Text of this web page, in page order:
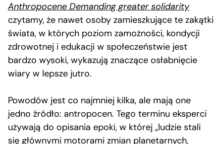
Anthropocene Demanding greater solidarity
czytamy, że nawet osoby zamieszkujące te zakątki
świata, w których poziom zamożności, kondycji
zdrowotnej i edukacji w społeczeństwie jest
bardzo wysoki, wykazują znaczące osłabnięcie
wiary w lepsze jutro.
Powodów jest co najmniej kilka, ale mają one
jedno źródło: antropocen. Tego terminu eksperci
używają do opisania epoki, w której „ludzie stali
się głównymi motorami zmian planetarnych,